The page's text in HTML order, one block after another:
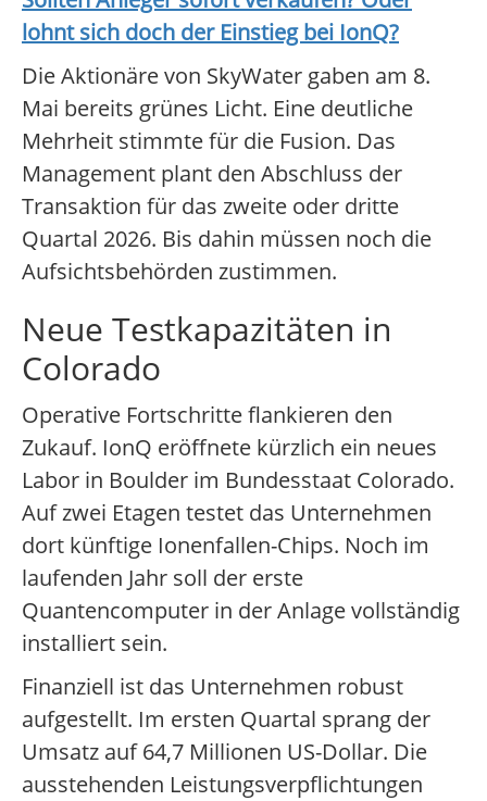
lohnt sich doch der Einstieg bei IonQ?
Die Aktionäre von SkyWater gaben am 8.
Mai bereits grünes Licht. Eine deutliche
Mehrheit stimmte für die Fusion. Das
Management plant den Abschluss der
Transaktion für das zweite oder dritte
Quartal 2026. Bis dahin müssen noch die
Aufsichtsbehörden zustimmen.
Neue Testkapazitäten in
Colorado
Operative Fortschritte flankieren den
Zukauf. IonQ eröffnete kürzlich ein neues
Labor in Boulder im Bundesstaat Colorado.
Auf zwei Etagen testet das Unternehmen
dort künftige Ionenfallen-Chips. Noch im
laufenden Jahr soll der erste
Quantencomputer in der Anlage vollständig
installiert sein.
Finanziell ist das Unternehmen robust
aufgestellt. Im ersten Quartal sprang der
Umsatz auf 64,7 Millionen US-Dollar. Die
ausstehenden Leistungsverpflichtungen